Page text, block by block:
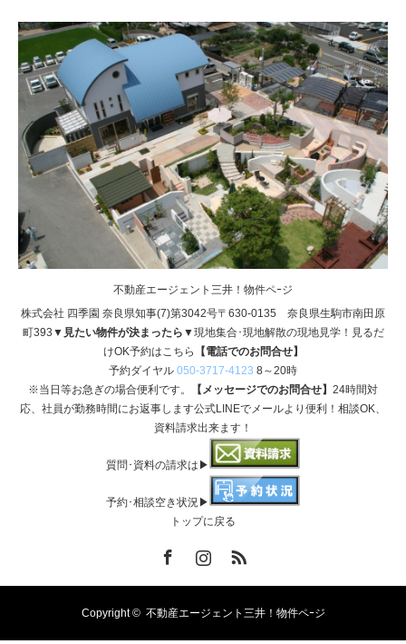
不動産エージェント三井！物件ペｰジ
株式会社 四季園 奈良県知事(7)第3042号〒630-0135 奈良県生駒市南田原
町393 ▼見たい物件が決まったら▼現地集合･現地解散の現地見学！見るだ
けOK予約はこちら
【電話でのお問合せ】
予約ダイヤル 050-3717-4123 8～20時
※当日等お急ぎの場合便利です。
【メッセージでのお問合せ】 24時間対
応、社員が勤務時間にお返事します公式LINEでメールより便利！相談OK、
資料請求出来ます！
質問･資料の請求は▶
予約･相談空き状況▶
トップに戻る
Copyright © 不動産エージェント三井！物件ペｰジ